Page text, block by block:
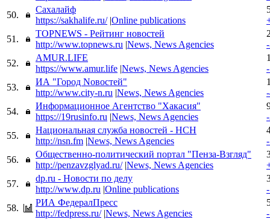
50.
Сахалайф
https://sakhalife.ru/ |Online publications
51.
TOPNEWS - Рейтинг новостей
http://www.topnews.ru |News, News Agencies
52.
AMUR.LIFE
https://www.amur.life |News, News Agencies
53.
ИА "Город Nовостей"
http://www.city-n.ru |News, News Agencies
54.
Информационное Агентство "Хакасия"
https://19rusinfo.ru |News, News Agencies
55.
Национальная служба новостей - НСН
http://nsn.fm |News, News Agencies
56.
Общественно-политический портал "Пенза-Взгляд"
http://penzavzglyad.ru/ |News, News Agencies
57.
dp.ru - Новости по делу
http://www.dp.ru |Online publications
58.
РИА ФедералПресс
http://fedpress.ru/ |News, News Agencies